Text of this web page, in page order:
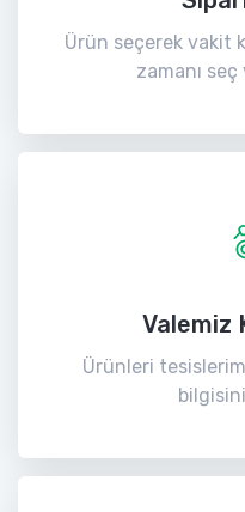
Ürün seçerek vakit
zamanı
Valemiz
Ürünleri